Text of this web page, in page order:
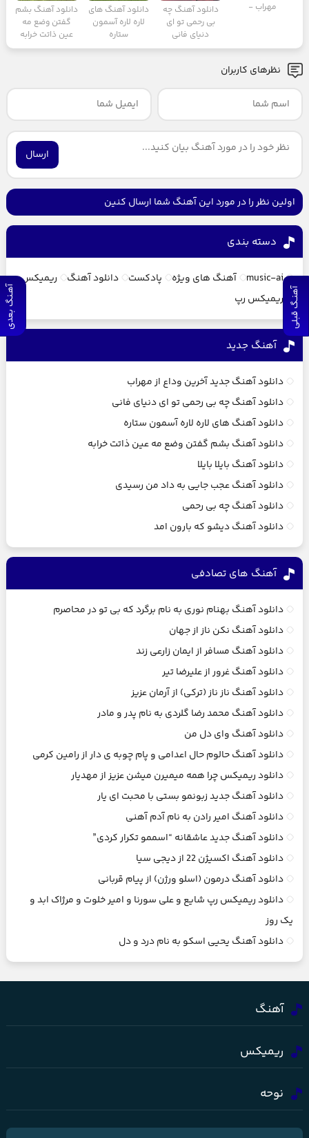
آهنـگ قبلی آهـنگ بعدی
مهراب -
دانلود آهنگ چه
بی رحمی تو ای
دنیای فانی
دانلود آهنگ های
لاره لاره آسمون
ستاره
دانلود آهنگ بشم
گفتن وضع مه
عین ذاتت خرابه
نظرهای کاربران
ارسال
اولین نظر را در مورد این آهنگ شما ارسال کنین
دسته بندی
music-ai آهنگ های ویژه پادکست دانلود آهنگ
ریمیکس
ریمیکس رپ
آهنگ جديد
دانلود آهنگ جدید آخرین وداع از مهراب
دانلود آهنگ چه بی رحمی تو ای دنیای فانی
دانلود آهنگ های لاره لاره آسمون ستاره
دانلود آهنگ بشم گفتن وضع مه عین ذاتت خرابه
دانلود آهنگ بایلا بایلا
دانلود آهنگ عجب جایی به داد من رسیدی
دانلود آهنگ چه بی رحمی
دانلود آهنگ دیشو که بارون امد
آهنگ های تصادفی
دانلود آهنگ بهنام نوری به نام برگرد که بی تو در محاصرم
دانلود آهنگ نکن ناز از جهان
دانلود آهنگ مسافر از ایمان زارعی زند
دانلود آهنگ غرور از علیرضا تیر
دانلود آهنگ ناز ناز (ترکی) از آرمان عزیز
دانلود آهنگ محمد رضا گلردی به نام پدر و مادر
دانلود آهنگ وای دل من
دانلود آهنگ حالوم حال اعدامی و پام چوبه ی دار از رامین کرمی
دانلود ریمیکس چرا همه میمیرن میشن عزیز از مهدیار
دانلود آهنگ جدید زبونمو بستی با محبت ای یار
دانلود آهنگ امیر رادن به نام آدم آهنی
دانلود آهنگ جدید عاشقانه “اسممو تکرار کردی”
دانلود آهنگ اکسیژن 22 از دیجی سیا
دانلود آهنگ درمون (اسلو ورژن) از پیام قربانی
دانلود ریمیکس رپ شایع و علی سورنا و امیر خلوت و مرژاک ابد و
یک روز
دانلود آهنگ یحیی اسکو به نام درد و دل
آهنگ
ریمیکس
نوحه